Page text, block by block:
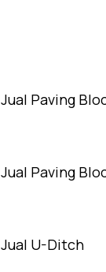
Jual Paving
Jual Paving
Jual U-Ditch